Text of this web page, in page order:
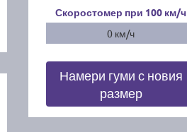
Скоростомер при 100 км/ч
0 км/ч
Намери гуми с новия
размер